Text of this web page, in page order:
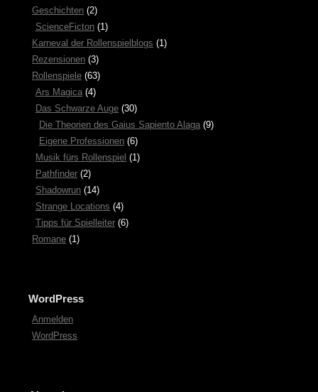
Geschichten (2)
ScienceFicton (1)
Karneval der Rollenspielblogs (1)
Rezensionen (3)
Rollenspiele (63)
Ars Magica (4)
Das Schwarze Auge (30)
Die Theorien des Gaius Sapiento Alaga (9)
Eigene Professionen (6)
Musik fürs Rollenspiel (1)
Pathfinder (2)
Shadowrun (14)
Strange Locations (4)
Tipps für Spielleiter (6)
Romane (1)
WordPress
Anmelden
WordPress